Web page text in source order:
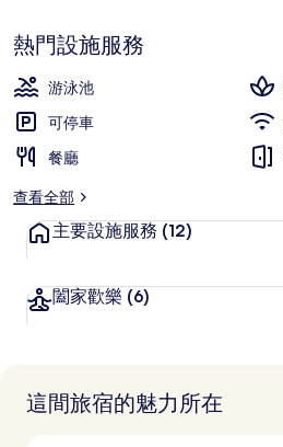
熱門設施服務
游泳池
可停車
餐廳
查看全部
主要設施服務 (12)
闔家歡樂 (6)
這間旅宿的魅力所在